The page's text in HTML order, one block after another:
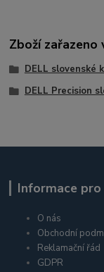
Zboží zařazeno
DELL slovenské
DELL Precision
Informace pro
O nás
Obchodní
Reklamační řád
GDPR